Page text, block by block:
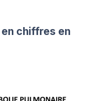
en chiffres en